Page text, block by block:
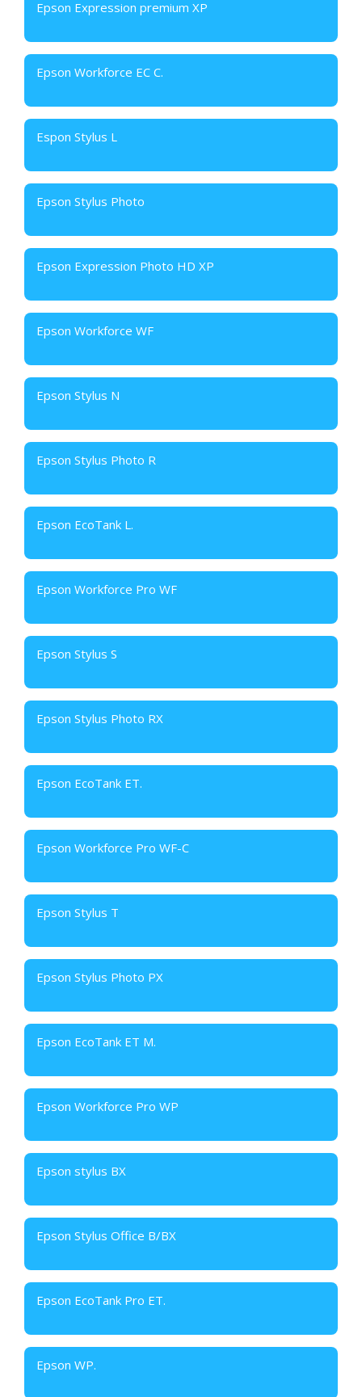
Epson Expression premium XP
Epson Workforce EC C.
Espon Stylus L
Epson Stylus Photo
Epson Expression Photo HD XP
Epson Workforce WF
Epson Stylus N
Epson Stylus Photo R
Epson EcoTank L.
Epson Workforce Pro WF
Epson Stylus S
Epson Stylus Photo RX
Epson EcoTank ET.
Epson Workforce Pro WF-C
Epson Stylus T
Epson Stylus Photo PX
Epson EcoTank ET M.
Epson Workforce Pro WP
Epson stylus BX
Epson Stylus Office B/BX
Epson EcoTank Pro ET.
Epson WP.